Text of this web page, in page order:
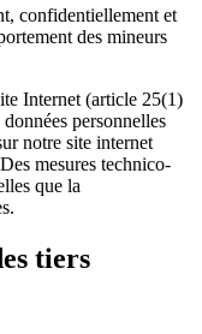
confidentiellement et
des mineurs
Internet (article 25(1)
personnelles
notre site internet
mesures technico-
que la
tiers